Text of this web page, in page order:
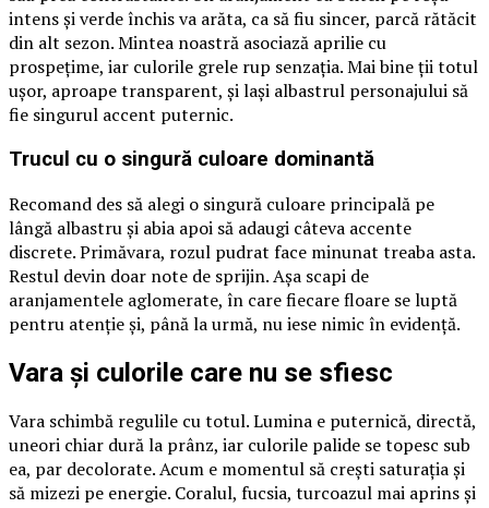
intens și verde închis va arăta, ca să fiu sincer, parcă rătăcit
din alt sezon. Mintea noastră asociază aprilie cu
prospețime, iar culorile grele rup senzația. Mai bine ții totul
ușor, aproape transparent, și lași albastrul personajului să
fie singurul accent puternic.
Trucul cu o singură culoare dominantă
Recomand des să alegi o singură culoare principală pe
lângă albastru și abia apoi să adaugi câteva accente
discrete. Primăvara, rozul pudrat face minunat treaba asta.
Restul devin doar note de sprijin. Așa scapi de
aranjamentele aglomerate, în care fiecare floare se luptă
pentru atenție și, până la urmă, nu iese nimic în evidență.
Vara și culorile care nu se sfiesc
Vara schimbă regulile cu totul. Lumina e puternică, directă,
uneori chiar dură la prânz, iar culorile palide se topesc sub
ea, par decolorate. Acum e momentul să crești saturația și
să mizezi pe energie. Coralul, fucsia, turcoazul mai aprins și